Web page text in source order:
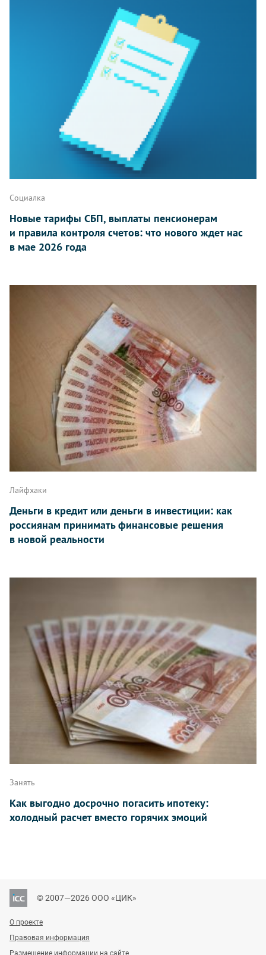
Социалка
Новые тарифы СБП, выплаты пенсионерам
и правила контроля счетов: что нового ждет нас
в мае 2026 года
Лайфхаки
Деньги в кредит или деньги в инвестиции: как
россиянам принимать финансовые решения
в новой реальности
Занять
Как выгодно досрочно погасить ипотеку:
холодный расчет вместо горячих эмоций
© 2007—2026 ООО «ЦИК»
О проекте
Правовая информация
Размещение информации на сайте